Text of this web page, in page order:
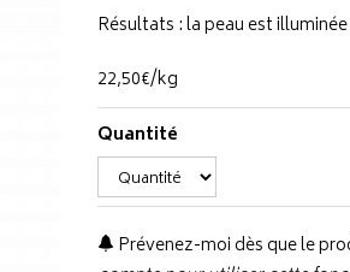
Résultats : la peau est
22,50€/kg
Quantité
Prévenez-moi dès que le